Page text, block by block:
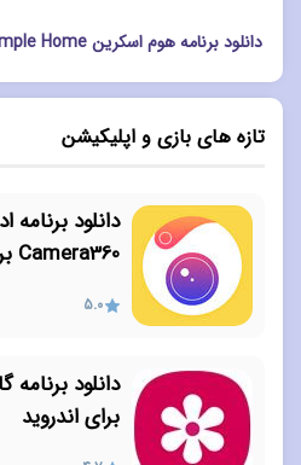
دانلود برنامه هوم اسکرین Sony Simple Home برای اندروید
تازه های بازی و اپلیکیشن
دانلود
Camera360 برای اندروید
5.0
برای اندروید